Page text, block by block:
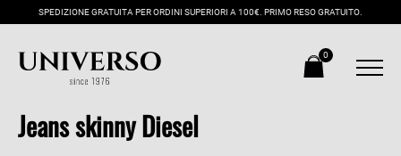
SPEDIZIONE GRATUITA PER ORDINI SUPERIORI A 100€. PRIMO RESO GRATUITO.
0
Jeans skinny Diesel